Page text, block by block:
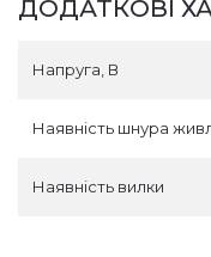
ДОДАТКОВІ
Напруга, В
Наявність шнура
Наявність вилки